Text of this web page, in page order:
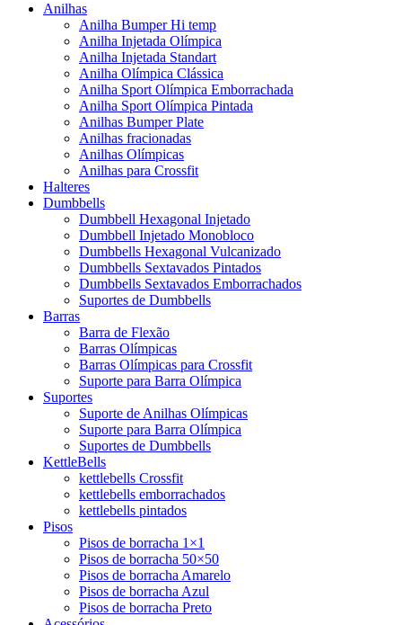
Anilhas
Anilha Bumper Hi temp
Anilha Injetada Olímpica
Anilha Injetada Standart
Anilha Olímpica Clássica
Anilha Sport Olímpica Emborrachada
Anilha Sport Olímpica Pintada
Anilhas Bumper Plate
Anilhas fracionadas
Anilhas Olímpicas
Anilhas para Crossfit
Halteres
Dumbbells
Dumbbell Hexagonal Injetado
Dumbbell Injetado Monobloco
Dumbbells Hexagonal Vulcanizado
Dumbbells Sextavados Pintados
Dumbbells Sextavados Emborrachados
Suportes de Dumbbells
Barras
Barra de Flexão
Barras Olímpicas
Barras Olímpicas para Crossfit
Suporte para Barra Olímpica
Suportes
Suporte de Anilhas Olímpicas
Suporte para Barra Olímpica
Suportes de Dumbbells
KettleBells
kettlebells Crossfit
kettlebells emborrachados
kettlebells pintados
Pisos
Pisos de borracha 1×1
Pisos de borracha 50×50
Pisos de borracha Amarelo
Pisos de borracha Azul
Pisos de borracha Preto